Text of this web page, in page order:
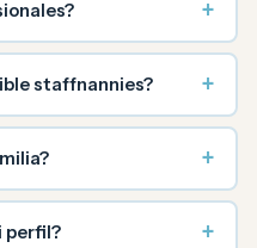
+
staffnannies? +
+
perfil? +